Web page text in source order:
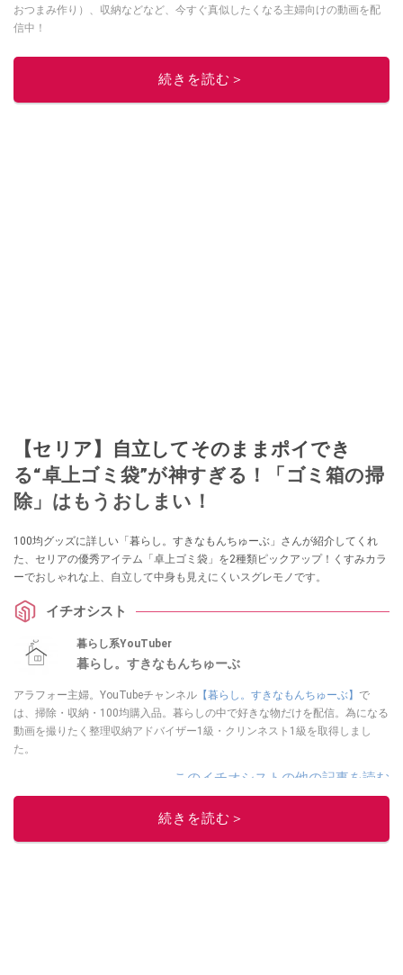
おつまみ作り）、収納などなど、今すぐ真似したくなる主婦向けの動画を配
信中！
このイチオシストの他の記事を読む
続きを読む＞
【セリア】自立してそのままポイでき
る“卓上ゴミ袋”が神すぎる！「ゴミ箱の掃
除」はもうおしまい！
100均グッズに詳しい「暮らし。すきなもんちゅーぶ」さんが紹介してくれ
た、セリアの優秀アイテム「卓上ゴミ袋」を2種類ピックアップ！くすみカラ
ーでおしゃれな上、自立して中身も見えにくいスグレモノです。
イチオシスト
暮らし系YouTuber
暮らし。すきなもんちゅーぶ
アラフォー主婦。YouTubeチャンネル 【暮らし。すきなもんちゅーぶ】 で
は、掃除・収納・100均購入品。暮らしの中で好きな物だけを配信。為になる
動画を撮りたく整理収納アドバイザー1級・クリンネスト1級を取得しまし
た。
このイチオシストの他の記事を読む
続きを読む＞